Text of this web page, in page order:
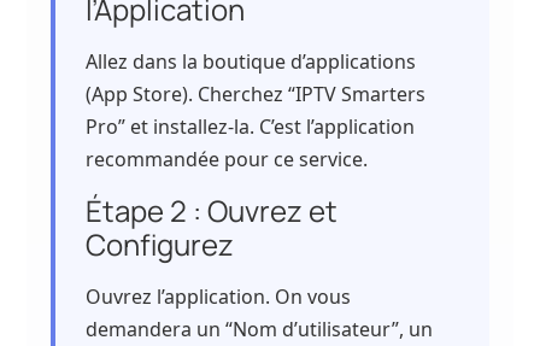
l’Application
Allez dans la boutique d’applications
(App Store). Cherchez “IPTV Smarters
Pro” et installez-la. C’est l’application
recommandée pour ce service.
Étape 2 : Ouvrez et
Configurez
Ouvrez l’application. On vous
demandera un “Nom d’utilisateur”, un